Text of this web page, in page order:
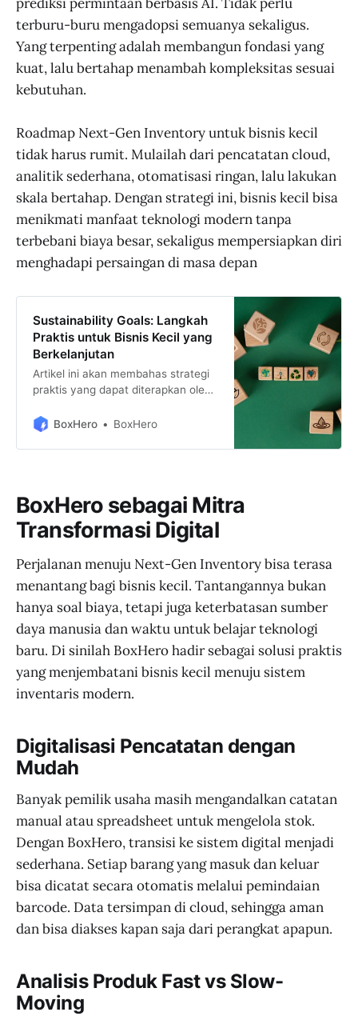
terburu-buru mengadopsi semuanya sekaligus.
Yang terpenting adalah membangun fondasi yang
kuat, lalu bertahap menambah kompleksitas sesuai
kebutuhan.
Roadmap Next-Gen Inventory untuk bisnis kecil
tidak harus rumit. Mulailah dari pencatatan cloud,
analitik sederhana, otomatisasi ringan, lalu lakukan
skala bertahap. Dengan strategi ini, bisnis kecil bisa
menikmati manfaat teknologi modern tanpa
terbebani biaya besar, sekaligus mempersiapkan diri
menghadapi persaingan di masa depan
Sustainability Goals: Langkah
Praktis untuk Bisnis Kecil yang
Berkelanjutan
Artikel ini akan membahas strategi
praktis yang dapat diterapkan oleh
keberlanjutan pada tahun 2025.
terjangkau dan mudah
pada masa depan yang lebih hijau,
tetapi juga membangun fondasi
yang lebih kokoh untuk kesuksesan
BoxHero BoxHero
BoxHero sebagai Mitra
Transformasi Digital
Perjalanan menuju Next-Gen Inventory bisa terasa
menantang bagi bisnis kecil. Tantangannya bukan
hanya soal biaya, tetapi juga keterbatasan sumber
daya manusia dan waktu untuk belajar teknologi
baru. Di sinilah BoxHero hadir sebagai solusi praktis
yang menjembatani bisnis kecil menuju sistem
inventaris modern.
Digitalisasi Pencatatan dengan
Mudah
Banyak pemilik usaha masih mengandalkan catatan
manual atau spreadsheet untuk mengelola stok.
Dengan BoxHero, transisi ke sistem digital menjadi
sederhana. Setiap barang yang masuk dan keluar
bisa dicatat secara otomatis melalui pemindaian
barcode. Data tersimpan di cloud, sehingga aman
dan bisa diakses kapan saja dari perangkat apapun.
Analisis Produk Fast vs Slow-
Moving